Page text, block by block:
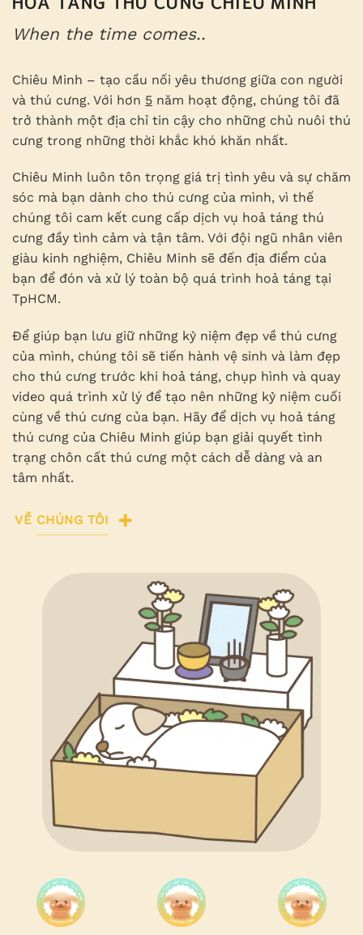
When the time comes..
Chiêu Minh – tạo cầu nối yêu thương giữa con người
và thú cưng. Với hơn 5 năm hoạt động, chúng tôi đã
trở thành một địa chỉ tin cậy cho những chủ nuôi thú
cưng trong những thời khắc khó khăn nhất.
Chiêu Minh luôn tôn trọng giá trị tình yêu và sự chăm
sóc mà bạn dành cho thú cưng của mình, vì thế
chúng tôi cam kết cung cấp dịch vụ hoả táng thú
cưng đầy tình cảm và tận tâm. Với đội ngũ nhân viên
giàu kinh nghiệm, Chiêu Minh sẽ đến địa điểm của
bạn để đón và xử lý toàn bộ quá trình hoả táng tại
TpHCM.
Để giúp bạn lưu giữ những kỷ niệm đẹp về thú cưng
của mình, chúng tôi sẽ tiến hành vệ sinh và làm đẹp
cho thú cưng trước khi hoả táng, chụp hình và quay
video quá trình xử lý để tạo nên những kỷ niệm cuối
cùng về thú cưng của bạn. Hãy để dịch vụ hoả táng
thú cưng của Chiêu Minh giúp bạn giải quyết tình
trạng chôn cất thú cưng một cách dễ dàng và an
tâm nhất.
VỀ CHÚNG TÔI